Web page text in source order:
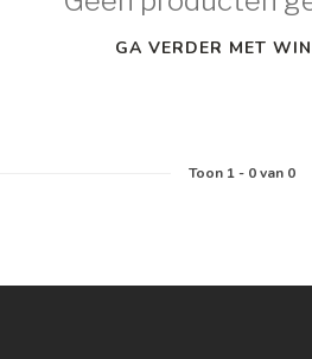
GA VERDER MET
Toon 1- 0van 0